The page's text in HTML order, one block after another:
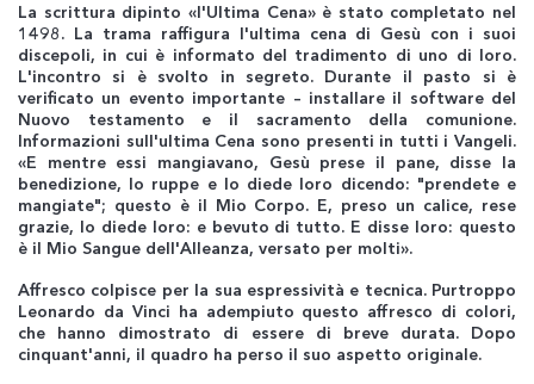
La scrittura dipinto «l'Ultima Cena» è stato completato nel
1498. La trama raffigura l'ultima cena di Gesù con i suoi
discepoli, in cui è informato del tradimento di uno di loro.
L'incontro si è svolto in segreto. Durante il pasto si è
verificato un evento importante – installare il software del
Nuovo testamento e il sacramento della comunione.
Informazioni sull'ultima Cena sono presenti in tutti i Vangeli.
«E mentre essi mangiavano, Gesù prese il pane, disse la
benedizione, lo ruppe e lo diede loro dicendo: "prendete e
mangiate"; questo è il Mio Corpo. E, preso un calice, rese
grazie, lo diede loro: e bevuto di tutto. E disse loro: questo
è il Mio Sangue dell'Alleanza, versato per molti».
Affresco colpisce per la sua espressività e tecnica. Purtroppo
Leonardo da Vinci ha adempiuto questo affresco di colori,
che hanno dimostrato di essere di breve durata. Dopo
cinquant'anni, il quadro ha perso il suo aspetto originale.